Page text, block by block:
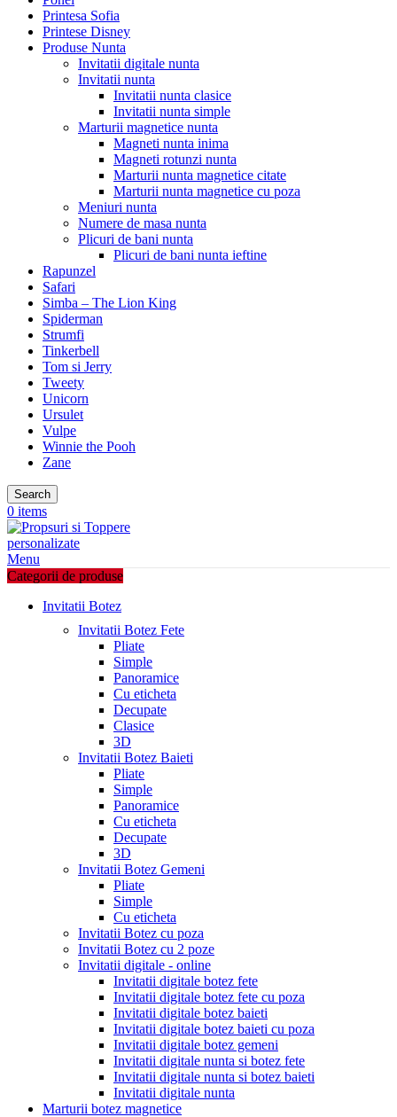
Printesa Sofia
Printese Disney
Produse Nunta
Invitatii digitale nunta
Invitatii nunta
Invitatii nunta clasice
Invitatii nunta simple
Marturii magnetice nunta
Magneti nunta inima
Magneti rotunzi nunta
Marturii nunta magnetice citate
Marturii nunta magnetice cu poza
Meniuri nunta
Numere de masa nunta
Plicuri de bani nunta
Plicuri de bani nunta ieftine
Rapunzel
Safari
Simba – The Lion King
Spiderman
Strumfi
Tinkerbell
Tom si Jerry
Tweety
Unicorn
Ursulet
Vulpe
Winnie the Pooh
Zane
Search
0 items
Menu
Categorii de produse
Invitatii Botez
Invitatii Botez Fete
Pliate
Simple
Panoramice
Cu eticheta
Decupate
Clasice
3D
Invitatii Botez Baieti
Pliate
Simple
Panoramice
Cu eticheta
Decupate
3D
Invitatii Botez Gemeni
Pliate
Simple
Cu eticheta
Invitatii Botez cu poza
Invitatii Botez cu 2 poze
Invitatii digitale - online
Invitatii digitale botez fete
Invitatii digitale botez fete cu poza
Invitatii digitale botez baieti
Invitatii digitale botez baieti cu poza
Invitatii digitale botez gemeni
Invitatii digitale nunta si botez fete
Invitatii digitale nunta si botez baieti
Invitatii digitale nunta
Marturii botez magnetice